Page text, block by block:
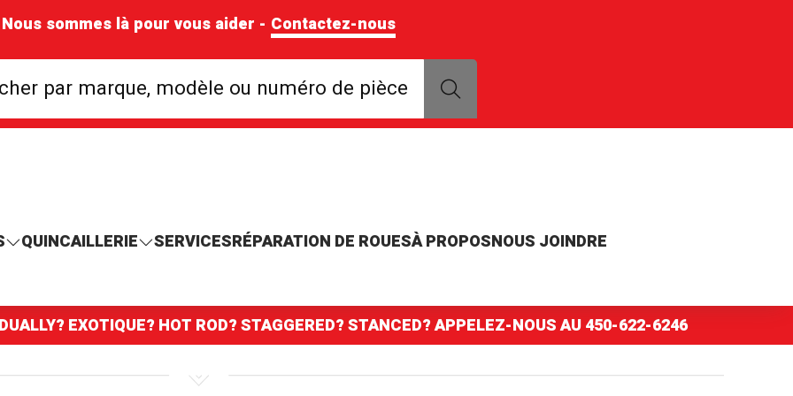
Nous sommes là pour vous aider - Contactez-nous
par marque, modèle ou numéro de pièce
Rechercher par marque, modèle ou numéro de pièce
QUINCAILLERIE SERVICESRÉPARATION DE ROUESÀ PROPOSNOUS JOINDRE
EXOTIQUE? HOT ROD? STAGGERED? STANCED? APPELEZ-NOUS AU450-622-6246